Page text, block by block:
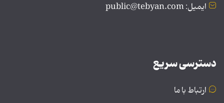
ایمیل: public@tebyan.com
دسترسی سریع
ارتباط با ما